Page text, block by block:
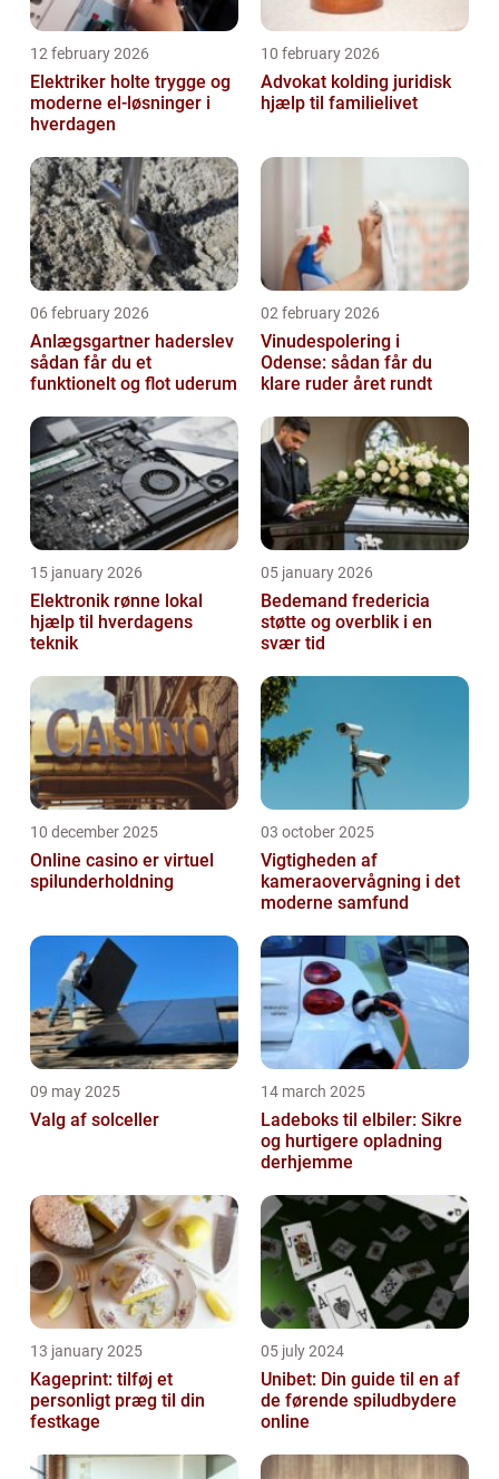
12 february 2026
Elektriker holte trygge og
moderne el-løsninger i
hverdagen
10 february 2026
Advokat kolding juridisk
hjælp til familielivet
06 february 2026
Anlægsgartner haderslev
sådan får du et
funktionelt og flot uderum
02 february 2026
Vinudespolering i
Odense: sådan får du
klare ruder året rundt
15 january 2026
Elektronik rønne lokal
hjælp til hverdagens
teknik
05 january 2026
Bedemand fredericia
støtte og overblik i en
svær tid
10 december 2025
Online casino er virtuel
spilunderholdning
03 october 2025
Vigtigheden af
kameraovervågning i det
moderne samfund
09 may 2025
Valg af solceller
14 march 2025
Ladeboks til elbiler: Sikre
og hurtigere opladning
derhjemme
13 january 2025
Kageprint: tilføj et
personligt præg til din
festkage
05 july 2024
Unibet: Din guide til en af
de førende spiludbydere
online